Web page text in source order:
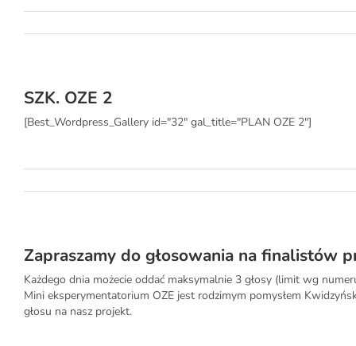
SZK. OZE 2
[Best_Wordpress_Gallery id="32" gal_title="PLAN OZE 2"]
Zapraszamy do głosowania na finalistów
Każdego dnia możecie oddać maksymalnie 3 głosy (limit wg
Mini eksperymentatorium OZE jest rodzimym pomysłem
głosu na nasz projekt.